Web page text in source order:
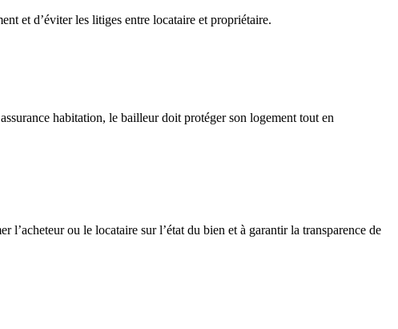
et d’éviter les litiges entre locataire et propriétaire.
habitation, le bailleur doit protéger son logement tout en
ou le locataire sur l’état du bien et à garantir la transparence de